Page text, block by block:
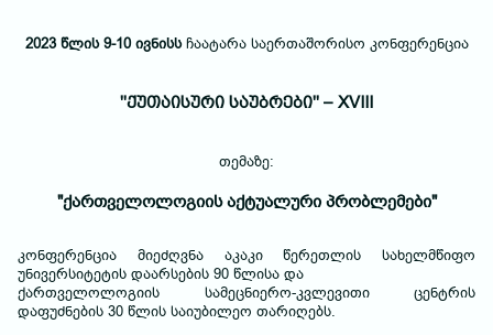
2023 წლის 9-10 ივნისსჩაატარა საერთაშორისო კონფერენცია
"ქუთაისური საუბრები" – XVIII
თემაზე:
"ქართველოლოგიის აქტუალური პრობლემები"
კონფერენცია მიეძღვნა აკაკი წერეთლის სახელმწიფო
უნივერსიტეტის დაარსების 90 წლისა და
ქართველოლოგიის სამეცნიერო-კვლევითი ცენტრის
დაფუძნების 30 წლის საიუბილეო თარიღებს.